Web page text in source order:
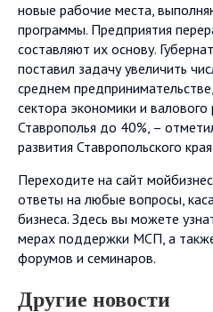
новые рабочие места,
программы. Предприятия
составляют их основу.
поставил задачу увеличить
среднем
сектора экономики и валового
Ставрополья до 40%, –
развития Ставропольского
Переходите на сайт
ответы на любые вопросы,
бизнеса. Здесь вы можете
мерах поддержки МСП, а
форумов и семинаров.
Другие новости